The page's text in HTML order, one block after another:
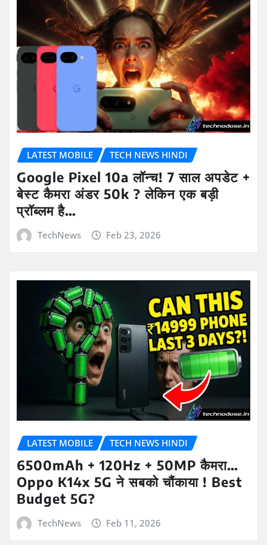
LATEST MOBILE TECH NEWS HINDI
Google Pixel 10a लॉन्च! 7 साल अपडेट +
बेस्ट कैमरा अंडर 50k ? लेकिन एक बड़ी
प्रॉब्लम है…
TechNews Feb 23, 2026
LATEST MOBILE TECH NEWS HINDI
6500mAh + 120Hz + 50MP कैमरा…
Oppo K14x 5G ने सबको चौंकाया ! Best
Budget 5G?
TechNews Feb 11, 2026